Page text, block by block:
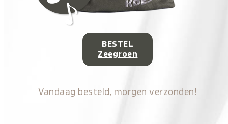
BESTEL
Zeegroen
Vandaag besteld, morgen verzonden!